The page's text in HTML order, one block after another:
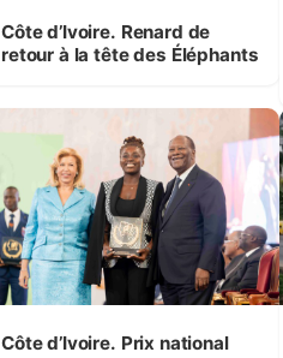
Côte d’Ivoire. Renard de
retour à la tête des Éléphants
Côte d’Ivoire. Prix national